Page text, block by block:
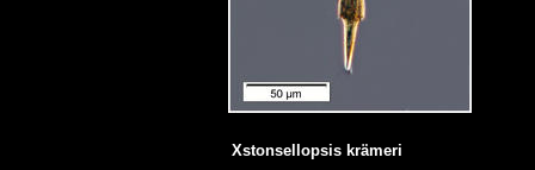
Xstonsellopsis krämeri